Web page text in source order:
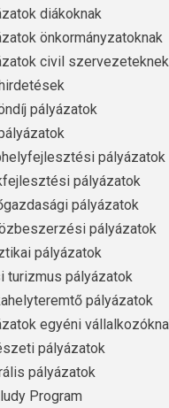
diákoknak
önkormányzatoknak
civil szervezeteknek
pályázatok
pályázatok
pályázatok
pályázatok
pályázatok
pályázatok
turizmus pályázatok
pályázatok
egyéni
pályázatok
pályázatok
Program